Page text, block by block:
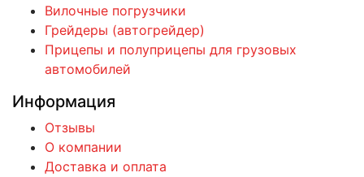
Вилочные погрузчики
Грейдеры (автогрейдер)
Прицепы и полуприцепы для грузовых
автомобилей
Информация
Отзывы
О компании
Доставка и оплата